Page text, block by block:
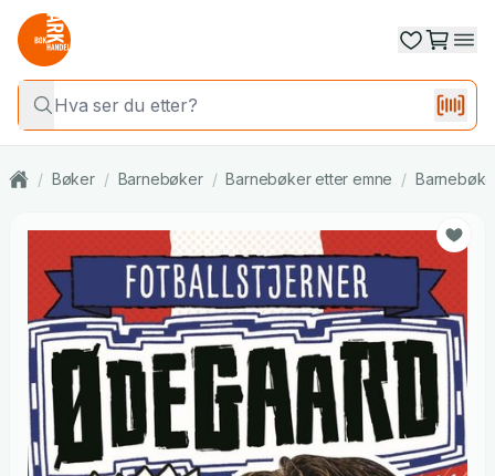
/ Bøker / Barnebøker / Barnebøker etter emne /